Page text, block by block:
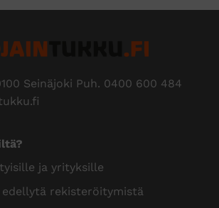
Seinäjoki Puh. 0400 600 484
ja yrityksille
edellytä rekisteröitymistä